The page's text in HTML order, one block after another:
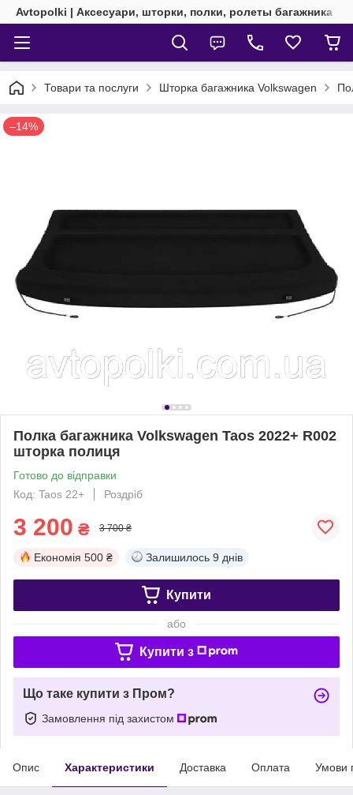
Avtopolki | Аксесуари, шторки, полки, ролеты багажника
Товари та послуги Шторка багажника Volkswagen
–14%
Полка багажника Volkswagen Taos 2022+ R002
шторка полиця
Готово до відправки
Код: Taos 22+
Роздріб
3 200 ₴ 3 700 ₴
Економія 500 ₴ Залишилось 9 днів
Купити
або
Купити з
Що таке купити з Пром?
Замовлення під захистом
Опис Характеристики Доставка Оплата Умови